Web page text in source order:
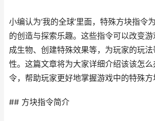
小编认为‘我的全球’里面，特殊方块指令
的创造与探索乐趣。这些指令可以改变
成生物、创建特殊效果等，为玩家的玩
性。这篇文章将为大家详细介绍该该怎
令，帮助玩家更好地掌握游戏中的特殊方
## 方块指令简介